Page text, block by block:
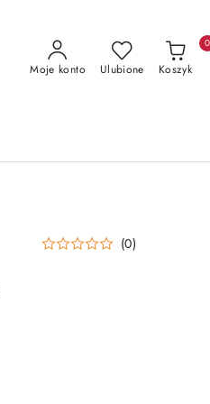
Moje konto Ulubione Koszyk
0
(0)